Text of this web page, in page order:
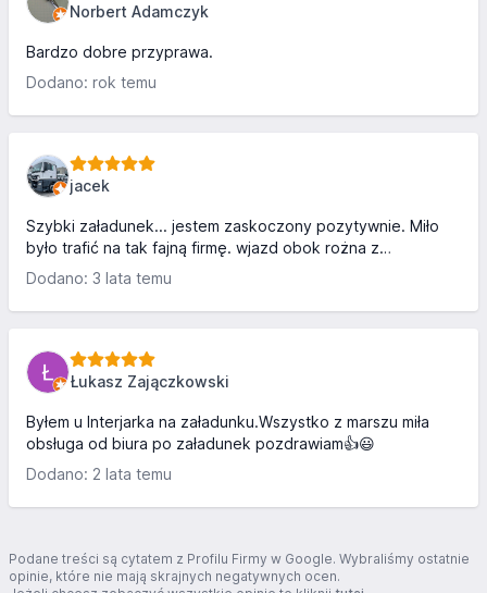
Norbert Adamczyk
Bardzo dobre przyprawa.
Dodano: rok temu
jacek
Szybki załadunek... jestem zaskoczony pozytywnie. Miło
było trafić na tak fajną firmę. wjazd obok rożna z
kurczakiem Pozdrawiam
Dodano: 3 lata temu
Łukasz Zajączkowski
Byłem u Interjarka na załadunku.Wszystko z marszu miła
obsługa od biura po załadunek pozdrawiam👍😃
Dodano: 2 lata temu
Podane treści są cytatem z Profilu Firmy w Google. Wybraliśmy ostatnie
opinie, które nie mają skrajnych negatywnych ocen.